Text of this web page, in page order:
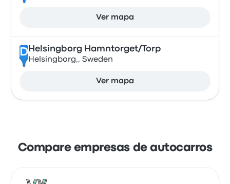
Ver mapa
DHelsingborg Hamntorget/Torp
Helsingborg,, Sweden
Ver mapa
Compare empresas de autocarros